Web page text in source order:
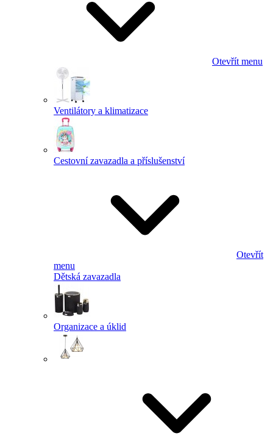
Otevřít menu
Ventilátory a klimatizace
Cestovní zavazadla a příslušenství
Otevřít
menu
Dětská zavazadla
Organizace a úklid